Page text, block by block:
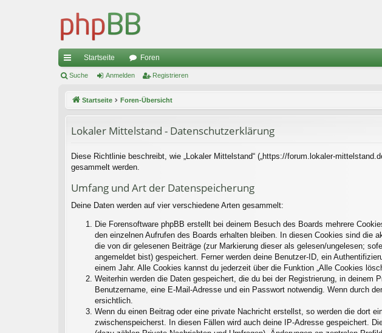
ch
Startseite Foren
Suche Anmelden Registrieren
Startseite Foren-Übersicht
Lokaler Mittelstand - Datenschutzerklärung
Diese Richtlinie beschreibt, wie „Lokaler Mittelstand“ („https://forum.lokaler-
gesammelt werden.
Umfang und Art der Datenspeicherung
Deine Daten werden auf vier verschiedene Arten gesammelt:
Die Forensoftware phpBB erstellt bei deinem Besuch des Boards mehrere
den einzelnen Aufrufen des Boards erhalten bleiben. In diesen Cookies sind die
die von dir gelesenen Beiträge (zur Markierung dieser als gelesen/ungelesen;
angemeldet bist) gespeichert. Ferner werden deine Benutzer-ID, ein
einem Jahr. Alle Cookies kannst du jederzeit über die Funktion „Alle Cookies
Weiterhin werden die Daten gespeichert, die du bei der Registrierung, in
Benutzername, eine E-Mail-Adresse und ein Passwort notwendig. Wenn durch
ersichtlich.
Wenn du einen Beitrag oder eine private Nachricht erstellst, so werden die dort
zwischenspeicherst. In diesen Fällen wird auch deine IP-Adresse gespeichert.